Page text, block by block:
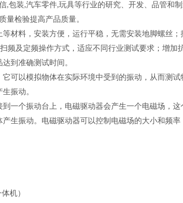
,包装,汽车零件,玩具等行业的研究、开发、品管和
量检验提高产品质量。
材料，安装方便，运行平稳，无需安装地脚螺丝
频及定频操作方式，适应不同行业测试要求；增加
到准确测试时间。
可以模拟物体在实际环境中受到的振动，从而测
振动。
一个振动台上，电磁驱动器会产生一个电磁场，
生振动。电磁驱动器可以控制电磁场的大小和频
机）